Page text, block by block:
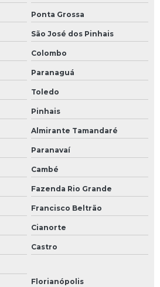
Ponta Grossa
São José dos Pinhais
Colombo
Paranaguá
Toledo
Pinhais
Almirante Tamandaré
Paranavaí
Cambé
Fazenda Rio Grande
Francisco Beltrão
Cianorte
Castro
Florianópolis